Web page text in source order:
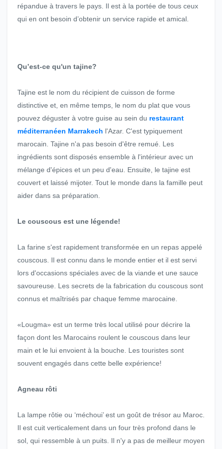
répandue à travers le pays. Il est à la portée de tous ceux
qui en ont besoin d’obtenir un service rapide et amical.
Qu’est-ce qu'un tajine?
Tajine est le nom du récipient de cuisson de forme
distinctive et, en même temps, le nom du plat que vous
pouvez déguster à votre guise au sein du restaurant
méditerranéen Marrakech l'Azar. C'est typiquement
marocain. Tajine n'a pas besoin d'être remué. Les
ingrédients sont disposés ensemble à l'intérieur avec un
mélange d'épices et un peu d'eau. Ensuite, le tajine est
couvert et laissé mijoter. Tout le monde dans la famille peut
aider dans sa préparation.
Le couscous est une légende!
La farine s'est rapidement transformée en un repas appelé
couscous. Il est connu dans le monde entier et il est servi
lors d'occasions spéciales avec de la viande et une sauce
savoureuse. Les secrets de la fabrication du couscous sont
connus et maîtrisés par chaque femme marocaine.
«Lougma» est un terme très local utilisé pour décrire la
façon dont les Marocains roulent le couscous dans leur
main et le lui envoient à la bouche. Les touristes sont
souvent engagés dans cette belle expérience!
Agneau rôti
La lampe rôtie ou ‘méchoui’ est un goût de trésor au Maroc.
Il est cuit verticalement dans un four très profond dans le
sol, qui ressemble à un puits. Il n'y a pas de meilleur moyen